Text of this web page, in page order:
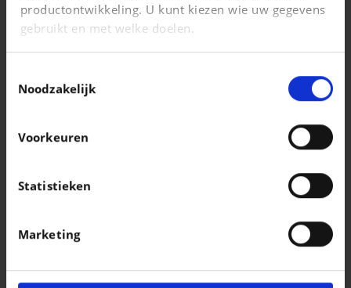
productontwikkeling. U kunt kiezen wie uw gegevens
gebruikt en met welke doelen.
Informatie verzamelen over uw geografische
locatie, die tot een paar meter nauwkeurig kan zijn
Uw apparaat identificeren door het actief te
scannen op specifieke eigenschappen
Lees meer over hoe uw persoonlijke gegevens worden
detailgedeelte
in. U kunt uw toestemming op elk moment wijzigen of
intrekken in de Cookieverklaring.
Noodzakelijk
Voorkeuren
Statistieken
Marketing
1.4i Air